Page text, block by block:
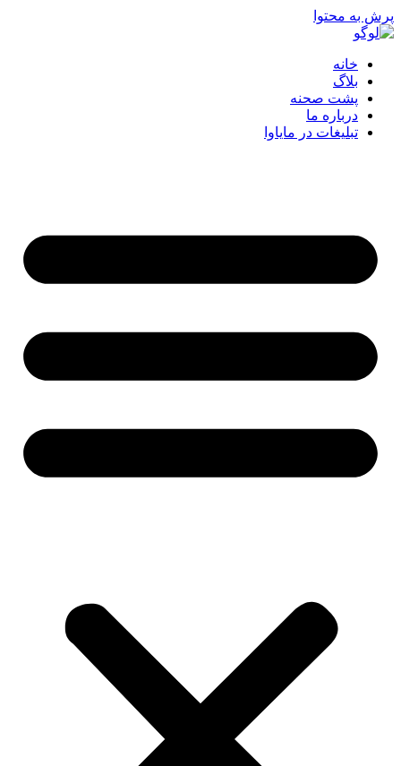
پرش به محتوا
خانه
بلاگ
پشت صحنه
درباره ما
تبلیغات در مایاوا